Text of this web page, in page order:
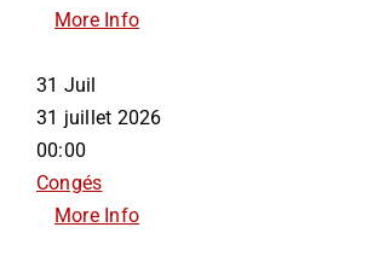
More Info
31 Juil
31 juillet 2026
00:00
Congés
More Info